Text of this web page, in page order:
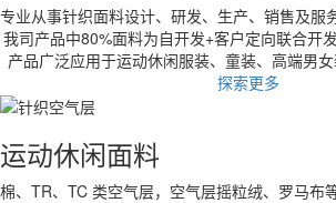
专业从事针织面料设计、研发、生产、销售及服
我司产品中80%面料为自开发+客户定向联合开
产品广泛应用于运动休闲服装、童装、高端男女
探索更多
运动休闲面料
棉、TR、TC 类空气层，空气层摇粒绒、罗马布